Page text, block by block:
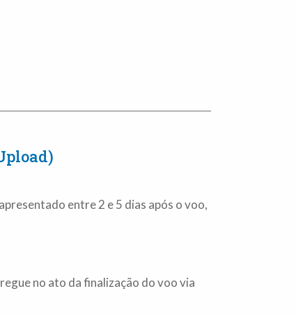
entre 2 e 5 dias após o voo,
no ato da finalização do voo via